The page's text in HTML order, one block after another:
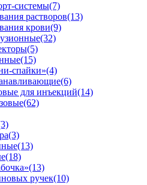
системы(7)
растворов(13)
крови(9)
(32)
(5)
(15)
спайки»(4)
(6)
для инъекций(14)
(62)
(3)
(13)
(18)
(13)
ручек(10)